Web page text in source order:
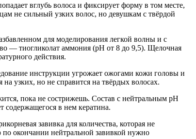
вглубь волоса и фиксирует форму в том месте,
не сильный узких волос, но девушкам с твёрдой
для моделирования легкой волны и с
— тиогликолат аммония (pH от 8 до 9,5). Щелочная
действия.
инструкции угрожает ожогами кожи головы и
узких, но не справится на твёрдых волосах.
пока не сострижешь. Состав с нейтральным pH
содержащегося в нем кератина.
завивка для количества, которая не
окончании нейтральной завивкой нужно